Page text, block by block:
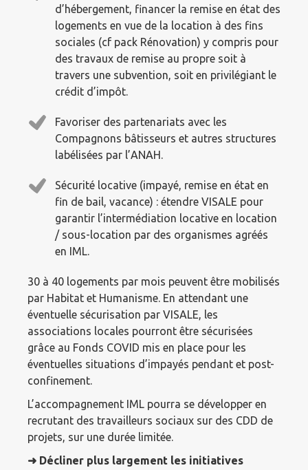
d’hébergement, financer la remise en état des
logements en vue de la location à des fins
sociales (cf pack Rénovation) y compris pour
des travaux de remise au propre soit à
travers une subvention, soit en privilégiant le
crédit d’impôt.
Favoriser des partenariats avec les
Compagnons bâtisseurs et autres structures
labélisées par l’ANAH.
Sécurité locative (impayé, remise en état en
fin de bail, vacance) : étendre VISALE pour
garantir l’intermédiation locative en location
/ sous-location par des organismes agréés
en IML.
30 à 40 logements par mois peuvent être mobilisés
par Habitat et Humanisme. En attendant une
éventuelle sécurisation par VISALE, les
associations locales pourront être sécurisées
grâce au Fonds COVID mis en place pour les
éventuelles situations d’impayés pendant et post-
confinement.
L’accompagnement IML pourra se développer en
recrutant des travailleurs sociaux sur des CDD de
projets, sur une durée limitée.
➜ Décliner plus largement les initiatives